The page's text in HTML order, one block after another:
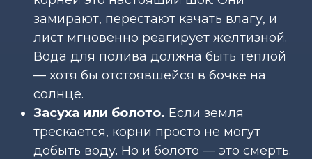
замирают, перестают качать влагу, и
лист мгновенно реагирует желтизной.
Вода для полива должна быть теплой
— хотя бы отстоявшейся в бочке на
солнце.
Засуха или болото. Если земля
трескается, корни просто не могут
добыть воду. Но и болото — это смерть.